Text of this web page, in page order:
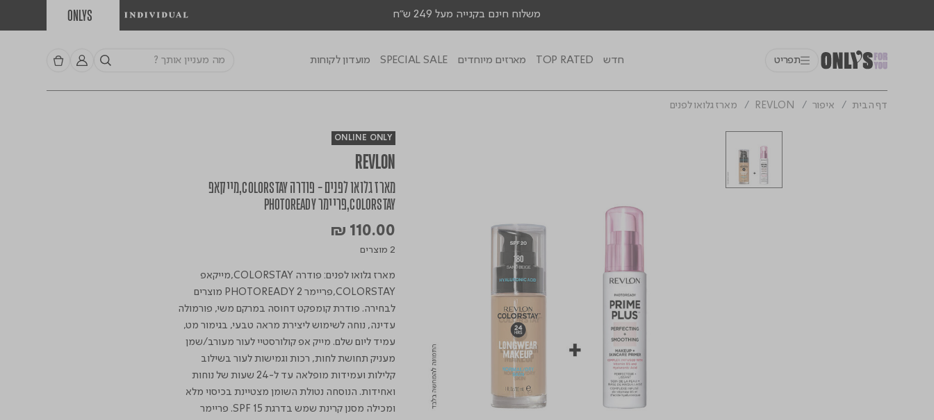
משלוח חינם בקנייה מעל 249 ש"ח ONLYS
תפריט חדש TOP RATED מארזים מיוחדים SPECIAL SALE מועדון לקוחות
דף הבית איפור REVLON מארז גלואו לפנים
ONLINE ONLY
REVLON
מארז גלואו לפנים - פודרה COLORSTAY,מייקאפ
COLORSTAY,פריימר PHOTOREADY
₪ 110.00
2 מוצרים
מארז גלואו לפנים: פודרה COLORSTAY,מייקאפ
COLORSTAY,פריימר PHOTOREADY 2 מוצרים
לבחירה. פודרת קומפקט דחוסה במרקם משי, פורמולה
עדינה, נוחה לשימוש ליצירת מראה טבעי, בגימור מט,
עמיד ליום שלם. מייק אפ קולורסטיי לעור מעורב/שמן
מעניק תחושת לחות, רכות וגמישות לעור בשילוב
קלילות ועמידות מופלאה עד ל-24 שעות של נוחות
ואחידות. הנוסחה נטולת השומן מצטיינת בכיסוי מלא
ומכילה מסנן קרינת שמש בדרגת SPF 15. פריימר